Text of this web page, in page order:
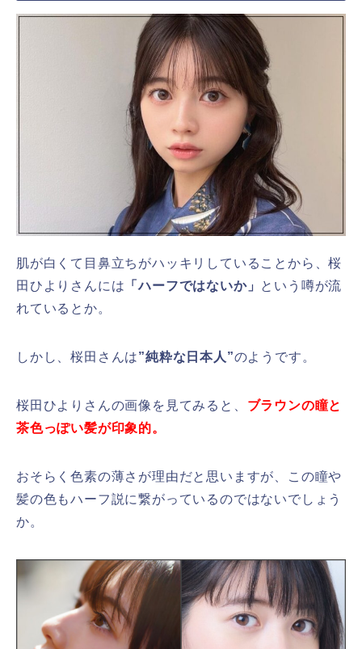
肌が白くて目鼻立ちがハッキリしていることから、桜
田ひよりさんには 「ハーフではないか」 という噂が流
れているとか。
しかし、桜田さんは”純粋な日本人”のようです。
桜田ひよりさんの画像を見てみると、 ブラウンの瞳と
茶色っぽい髪が印象的。
おそらく色素の薄さが理由だと思いますが、この瞳や
髪の色もハーフ説に繋がっているのではないでしょう
か。